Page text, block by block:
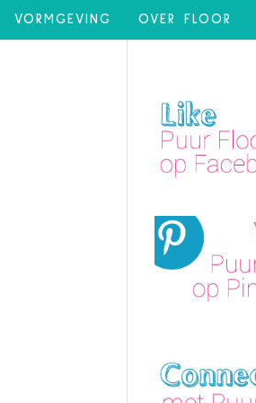
VORMGEVING OVER FLOOR